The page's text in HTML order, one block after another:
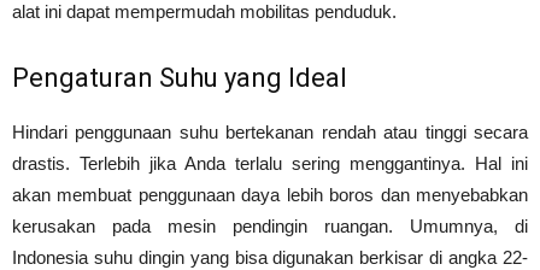
alat ini dapat mempermudah mobilitas penduduk.
Pengaturan Suhu yang Ideal
Hindari penggunaan suhu bertekanan rendah atau tinggi secara
drastis. Terlebih jika Anda terlalu sering menggantinya. Hal ini
akan membuat penggunaan daya lebih boros dan menyebabkan
kerusakan pada mesin pendingin ruangan. Umumnya, di
Indonesia suhu dingin yang bisa digunakan berkisar di angka 22-